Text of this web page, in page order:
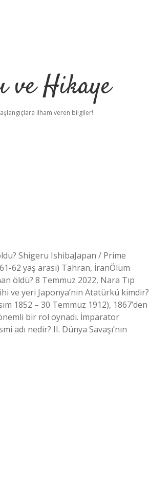
ve Hikaye
ilham veren bilgiler!
Shigeru IshibaJapan / Prime
62 yaş arası) Tahran, İranÖlüm
öldü? 8 Temmuz 2022, Nara Tıp
ve yeri Japonya’nın Atatürkü kimdir?
1852 – 30 Temmuz 1912), 1867’den
bir rol oynadı. İmparator
adı nedir? II. Dünya Savaşı’nın